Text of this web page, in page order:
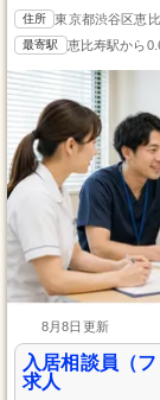
住所 東京都渋谷区恵
最寄駅 恵比寿駅から
8月8日更新
入居相談員（
求人